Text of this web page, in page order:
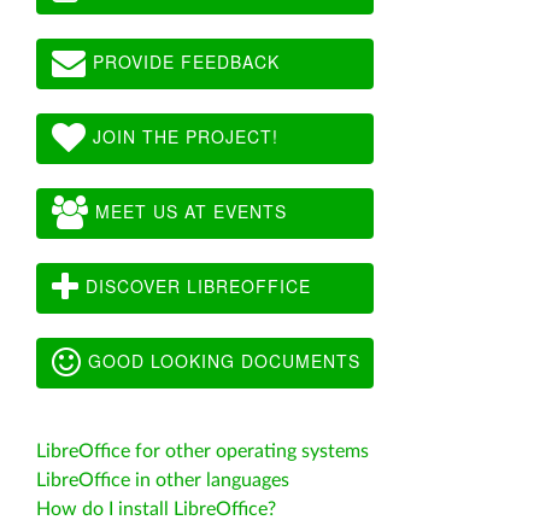
PROVIDE FEEDBACK
JOIN THE PROJECT!
MEET US AT EVENTS
DISCOVER LIBREOFFICE
GOOD LOOKING DOCUMENTS
LibreOffice for other operating systems
LibreOffice in other languages
How do I install LibreOffice?